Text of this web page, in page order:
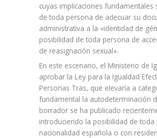
cuyas implicaciones fundamentales
de toda persona de adecuar su
administrativa a la «identidad de
posibilidad de toda persona de
de reasignación sexual».
En este escenario, el Ministerio de
aprobar la Ley para la Igualdad
Personas Tras, que elevaría a
fundamental la autodeterminación
borrador se ha publicado
introduciendo la posibilidad de toda
nacionalidad española o con